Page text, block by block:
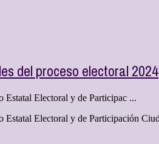
del proceso electoral 2024
Estatal Electoral y de Participac ...
Electoral y de Participación